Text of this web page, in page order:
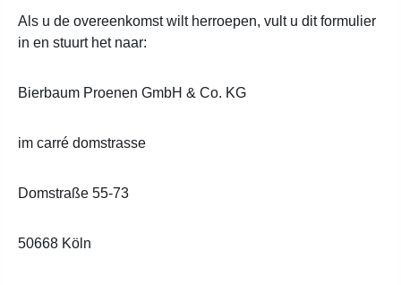
Als u de overeenkomst wilt herroepen, vult u dit formulier
in en stuurt het naar:
Bierbaum Proenen GmbH & Co. KG
im carré domstrasse
Domstraße 55-73
50668 Köln